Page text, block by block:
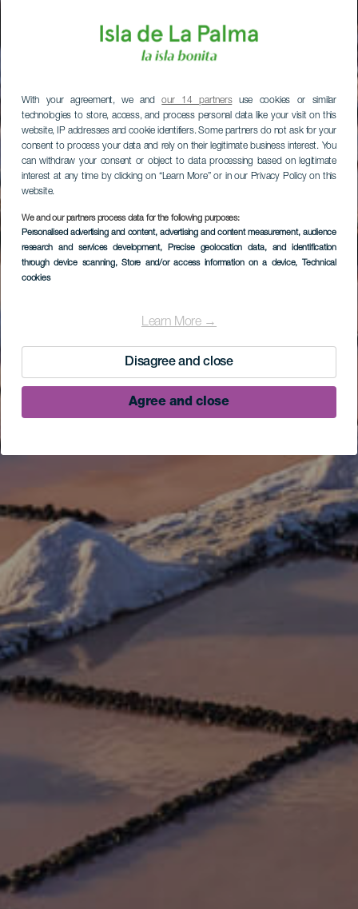
With your agreement, we andour 14 partnersuse cookies or similar
technologies to store, access, and process personal data like your visit on this
website, IP addresses and cookie identifiers. Some partners do not ask for your
consent to process your data and rely on their legitimate business interest. You
can withdraw your consent or object to data processing based on legitimate
interest at any time by clicking on “Learn More” or in our Privacy Policy on this
website.
We and our partners process data for the following purposes:
Personalised advertising and content, advertising and content measurement, audience
research and services development, Precise geolocation data, and identification
through device scanning, Store and/or access information on a device, Technical
cookies
Learn More →
Disagree and close
Agree and close